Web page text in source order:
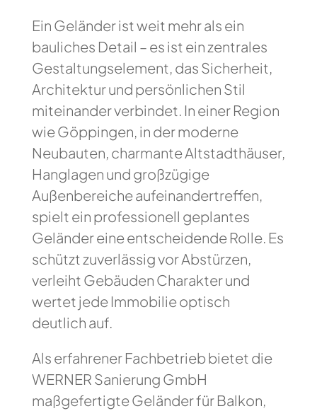
Ein Geländer ist weit mehr als ein
bauliches Detail – es ist ein zentrales
Gestaltungselement, das Sicherheit,
Architektur und persönlichen Stil
miteinander verbindet. In einer Region
wie Göppingen, in der moderne
Neubauten, charmante Altstadthäuser,
Hanglagen und großzügige
Außenbereiche aufeinandertreffen,
spielt ein professionell geplantes
Geländer eine entscheidende Rolle. Es
schützt zuverlässig vor Abstürzen,
verleiht Gebäuden Charakter und
wertet jede Immobilie optisch
deutlich auf.
Als erfahrener Fachbetrieb bietet die
WERNER Sanierung GmbH
maßgefertigte Geländer für Balkon,